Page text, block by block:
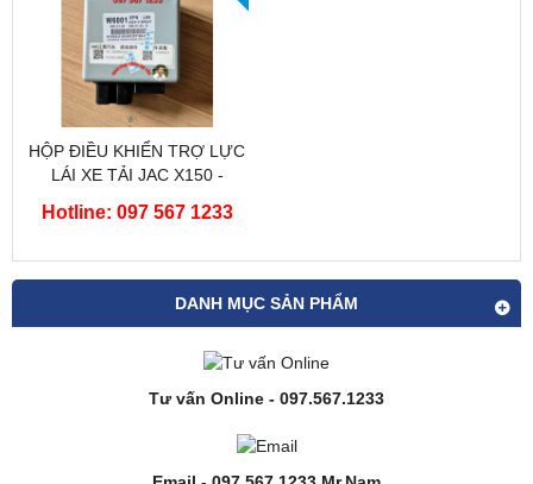
DANH MỤC SẢN PHẨM
Tư vấn Online - 097.567.1233
HỘP ĐIỀU KHIỂN TRỢ LỰC
LÁI XE TẢI JAC X150 -
Hotline: 097 567 1233